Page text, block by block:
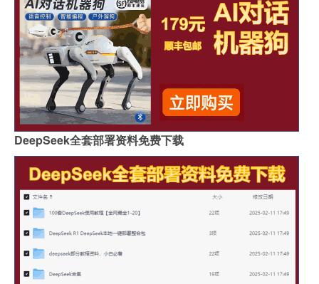
DeepSeek全套部署资料免费下载